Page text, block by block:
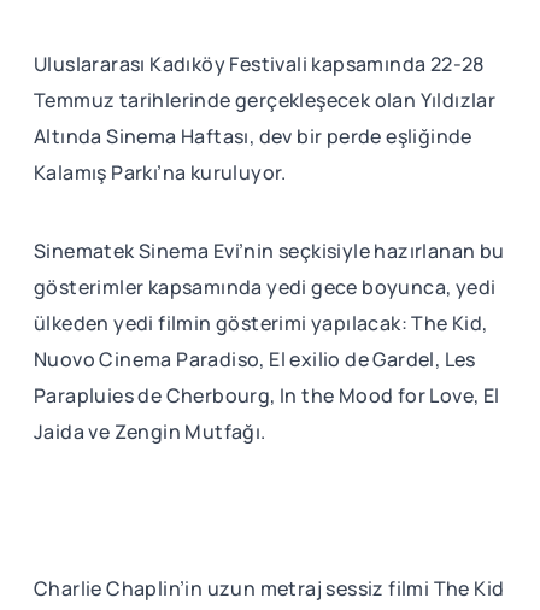
Uluslararası Kadıköy Festivali kapsamında 22-28
Temmuz tarihlerinde gerçekleşecek olan Yıldızlar
Altında Sinema Haftası, dev bir perde eşliğinde
Kalamış Parkı’na kuruluyor.
Sinematek Sinema Evi’nin seçkisiyle hazırlanan bu
gösterimler kapsamında yedi gece boyunca, yedi
ülkeden yedi filmin gösterimi yapılacak: The Kid,
Nuovo Cinema Paradiso, El exilio de Gardel, Les
Parapluies de Cherbourg, In the Mood for Love, El
Jaida ve Zengin Mutfağı.
Charlie Chaplin’in uzun metraj sessiz filmi The Kid